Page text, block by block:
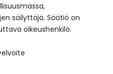
säilyttäjä. Säätiö on
oikeushenkilö.